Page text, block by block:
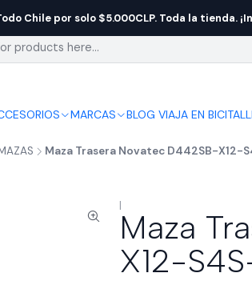
MARCAS BLOG VIAJA EN BICI
Chile por solo $5.000CLP. Toda la tienda.
Maza Trasera Novatec D442SB-X12-
|
Maza
X12-